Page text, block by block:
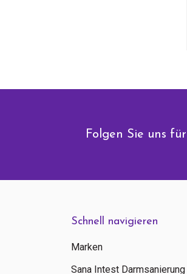
Folgen Sie uns
Schnell navigieren
Marken
Sana Intest Darmsanierung